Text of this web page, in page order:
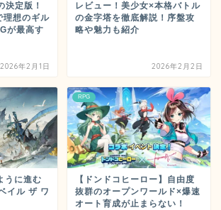
定版！
理想のギル
が最高す
2026年2月1日
レビュー！美少女×本格バトル
の金字塔を徹底解説！序盤攻
略や魅力も紹介
2026年2月2日
うに進む
イル ザ ワ
RPG
【ドンドコヒーロー】自由度
抜群のオープンワールド×爆速
オート育成が止まらない！